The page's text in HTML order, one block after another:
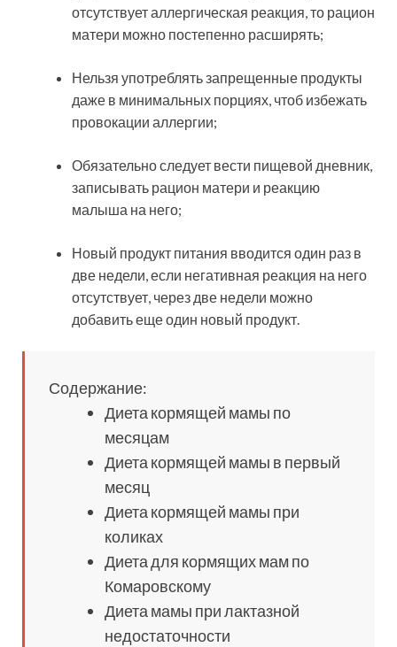
отсутствует аллергическая реакция, то рацион
матери можно постепенно расширять;
Нельзя употреблять запрещенные продукты
даже в минимальных порциях, чтоб избежать
провокации аллергии;
Обязательно следует вести пищевой дневник,
записывать рацион матери и реакцию
малыша на него;
Новый продукт питания вводится один раз в
две недели, если негативная реакция на него
отсутствует, через две недели можно
добавить еще один новый продукт.
Содержание:
Диета кормящей мамы по
месяцам
Диета кормящей мамы в первый
месяц
Диета кормящей мамы при
коликах
Диета для кормящих мам по
Комаровскому
Диета мамы при лактазной
недостаточности